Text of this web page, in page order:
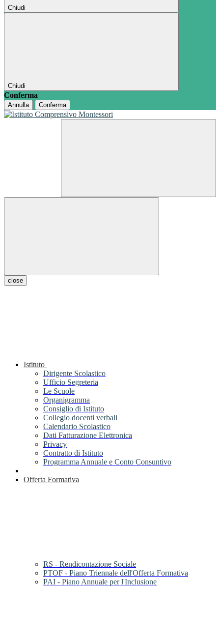
Chiudi
Chiudi
Conferma
Annulla Conferma
close
Istituto
Dirigente Scolastico
Ufficio Segreteria
Le Scuole
Organigramma
Consiglio di Istituto
Collegio docenti verbali
Calendario Scolastico
Dati Fatturazione Elettronica
Privacy
Contratto di Istituto
Programma Annuale e Conto Consuntivo
Offerta Formativa
RS - Rendicontazione Sociale
PTOF - Piano Triennale dell'Offerta Formativa
PAI - Piano Annuale per l'Inclusione